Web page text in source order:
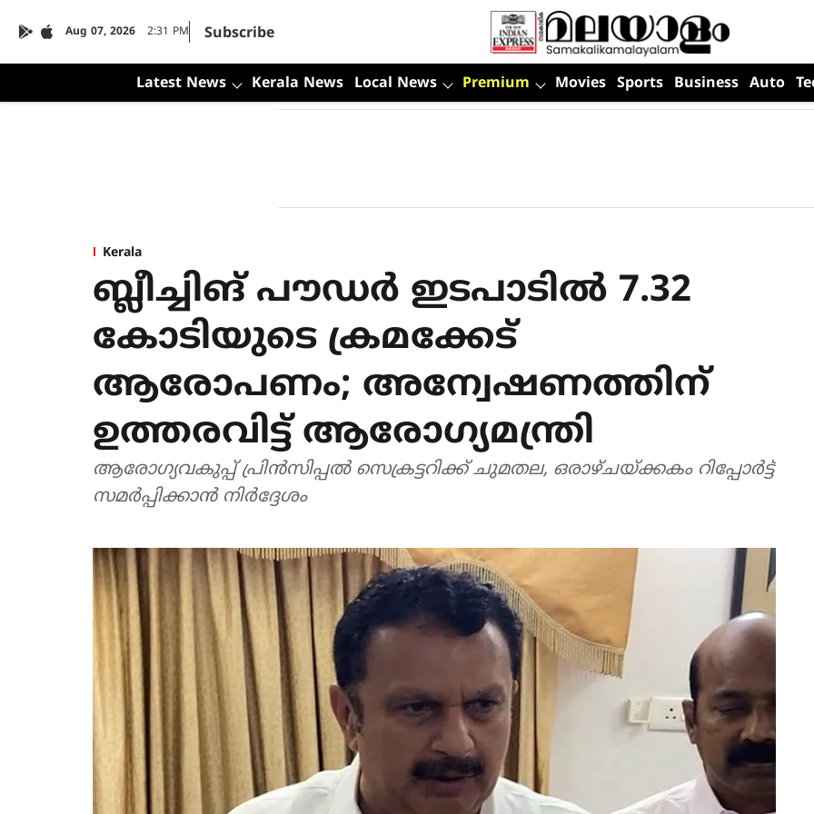
Aug 07, 2026 2:31 PM Subscribe
Latest News Kerala News Local News Premium Movies Sports Business Auto
Kerala
ബ്ലീച്ചിങ് പൗഡർ ഇടപാടിൽ 7.32
കോടിയുടെ ക്രമക്കേട്
ആരോപണം; അന്വേഷണത്തിന്
ഉത്തരവിട്ട് ആരോഗ്യമന്ത്രി
ആരോഗ്യവകുപ്പ് പ്രിൻസിപ്പൽ സെക്രട്ടറിക്ക് ചുമതല, ഒരാഴ്ചയ്ക്കകം റിപ്പോർട്ട്
സമർപ്പിക്കാൻ നിർദ്ദേശം